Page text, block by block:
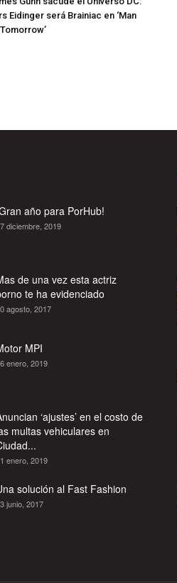
Eidinger será Brainiac en ‘Man
año para PorHub!
diciembre, 2019
de una vez esta actriz
te ha evidenciado
agosto, 2017
MPI
enero, 2019
‘ajustes’ en el costo de
multas vehiculares en
enero, 2019
solución al Fast Fashion
junio, 2017